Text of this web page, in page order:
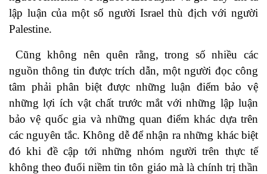
lập luận của một số người Israel thù địch với người
Palestine.
Cũng không nên quên rằng, trong số nhiều các
nguồn thông tin được trích dẫn, một người đọc công
tâm phải phân biệt được những luận điểm bảo vệ
những lợi ích vật chất trước mắt với những lập luận
bảo vệ quốc gia và những quan điểm khác dựa trên
các nguyên tắc. Không dễ để nhận ra những khác biệt
đó khi đề cập tới những nhóm người trên thực tế
không theo đuổi niềm tin tôn giáo mà là chính trị thần